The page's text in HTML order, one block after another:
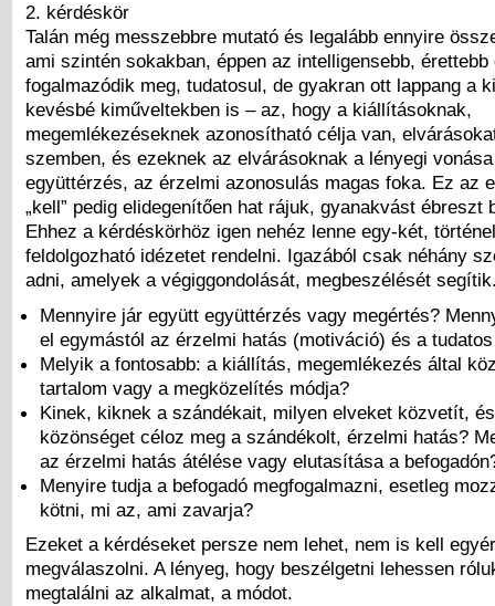
2. kérdéskör
Talán még messzebbre mutató és legalább ennyire
ami szintén sokakban, éppen az intelligensebb, érettebb
fogalmazódik meg, tudatosul, de gyakran ott lappang a
kevésbé kiműveltekben is – az, hogy a kiállításoknak,
megemlékezéseknek azonosítható célja van,
szemben, és ezeknek az elvárásoknak a lényegi
együttérzés, az érzelmi azonosulás magas foka. Ez az
„kell” pedig elidegenítően hat rájuk, gyanakvást ébreszt
Ehhez a kérdéskörhöz igen nehéz lenne egy-két,
feldolgozható idézetet rendelni. Igazából csak néhány
adni, amelyek a végiggondolását, megbeszélését
Mennyire jár együtt együttérzés vagy megértés?
el egymástól az érzelmi hatás (motiváció) és a
Melyik a fontosabb: a kiállítás, megemlékezés által
tartalom vagy a megközelítés módja?
Kinek, kiknek a szándékait, milyen elveket közvetít,
közönséget céloz meg a szándékolt, érzelmi hatás?
az érzelmi hatás átélése vagy elutasítása a
Menyire tudja a befogadó megfogalmazni, esetleg
kötni, mi az, ami zavarja?
Ezeket a kérdéseket persze nem lehet, nem is kell
megválaszolni. A lényeg, hogy beszélgetni lehessen
megtalálni az alkalmat, a módot.